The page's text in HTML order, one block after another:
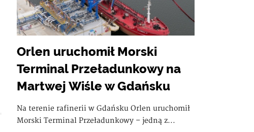
Orlen uruchomił Morski
Terminal Przeładunkowy na
Martwej Wiśle w Gdańsku
Na terenie rafinerii w Gdańsku Orlen uruchomił
Morski Terminal Przeładunkowy – jedną z...